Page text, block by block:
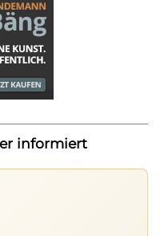
informiert